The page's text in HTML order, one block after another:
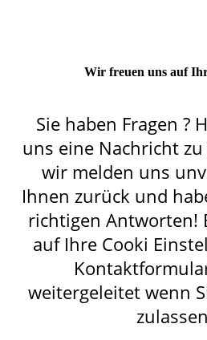
Wir freuen uns auf
Sie haben Fragen ?
uns eine Nachricht
wir melden uns
Ihnen zurück und
richtigen Antworten!
auf Ihre Cooki
weitergeleitet wenn